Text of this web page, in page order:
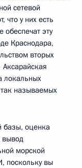
сетевой
что у них есть
эту
Краснодара,
вторых
Аксарайская
локальных
так называемых
базы, оценка
вывод
морской
поскольку вы